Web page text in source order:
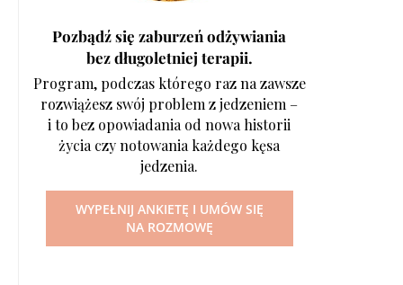
Pozbądź się zaburzeń odżywiania
bez długoletniej terapii.
Program, podczas którego raz na zawsze
rozwiążesz swój problem z jedzeniem –
i to bez opowiadania od nowa historii
życia czy notowania każdego kęsa
jedzenia.
WYPEŁNIJ ANKIETĘ I UMÓW SIĘ
NA ROZMOWĘ